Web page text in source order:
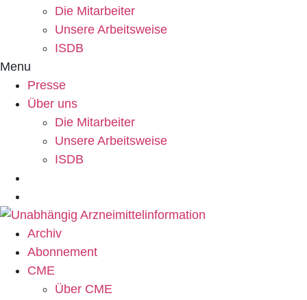
Die Mitarbeiter
Unsere Arbeitsweise
ISDB
Menu
Presse
Über uns
Die Mitarbeiter
Unsere Arbeitsweise
ISDB
Archiv
Abonnement
CME
Über CME